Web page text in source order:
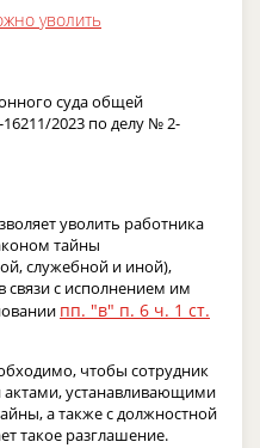
уволить
суда общей
2023 по делу № 2-
уволить работника
тайны
служебной и иной),
связи с исполнением им
пп. "в" п. 6 ч. 1 ст.
чтобы сотрудник
устанавливающими
а также с должностной
такое разглашение.